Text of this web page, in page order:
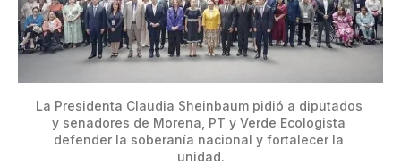
La Presidenta Claudia Sheinbaum pidió a diputados
y senadores de Morena, PT y Verde Ecologista
defender la soberanía nacional y fortalecer la
unidad.